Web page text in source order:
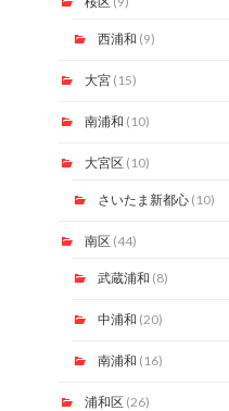
西浦和 (9)
大宮(15)
南浦和 (10)
大宮区(10)
さいたま新都心(10)
南区(44)
武蔵浦和 (8)
中浦和 (20)
南浦和 (16)
浦和区(26)